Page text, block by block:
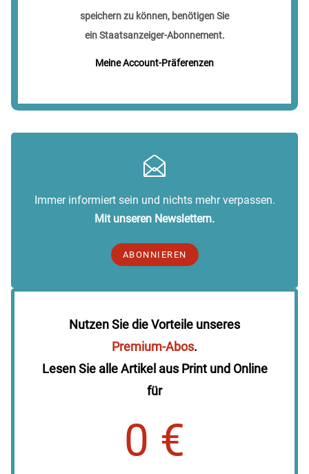
speichern zu können, benötigen Sie
ein Staatsanzeiger-Abonnement.
Meine Account-Präferenzen
Immer informiert sein und nichts mehr verpassen.
Mit unseren Newslettern.
ABONNIEREN
Nutzen Sie die Vorteile unseres
Premium-Abos.
Lesen Sie alle Artikel aus Print und Online
für
0 €